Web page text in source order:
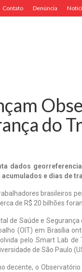
Contato Denúncia
do
dados
e dias de
brasileiros
de R$ 20 bilhões
de Saúde e
(OIT) em Brasília
pelo Smart Lab de
de São Paulo
decente, o